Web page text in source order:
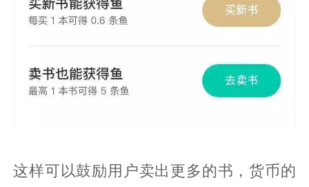
这样可以鼓励用户卖出更多的书，货币的